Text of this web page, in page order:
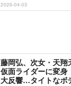
2026-04-03
藤岡弘、次女・天翔
仮面ライダーに変
大反響…タイトなボ